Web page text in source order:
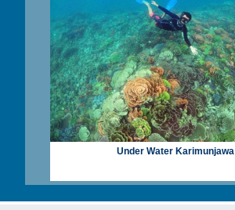
Under Water Karimunjawa